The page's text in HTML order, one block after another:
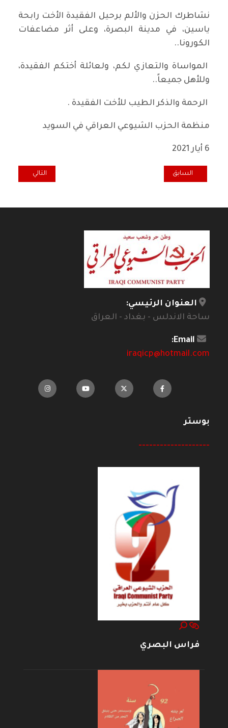
نشاطرك الحزن والألم برحيل الفقيدة الأخت رابحة
ياسين، في مدينة البصرة، وعلى أثر مضاعفات
الكورونا..
المواساة والتعازي لكم، ولعائلة أختكم الفقيدة،
وللأهل جميعاً..
الرحمة والذكر الطيب للأخت الفقيدة .
منظمة الحزب الشيوعي العراقي في السويد
6 أيار 2021
المقال السابق: الشيوعي العراقي والكردستاني في النمسا وداعا الرفيق
السابق المقال التالي:
التالي
العنوان الرئيسي:
ساحة الاندلس - بغداد - العراق
Email:
iraqicp@hotmail.com
بوستر
--------------------
فراس البصري